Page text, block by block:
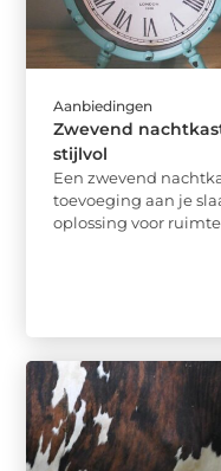
Aanbiedingen
Zwevend
stijlvol
Een zwevend
toevoeging aan je
oplossing voor